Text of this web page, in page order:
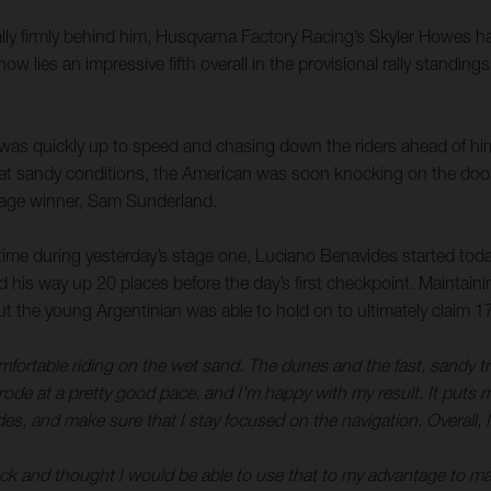
firmly behind him, Husqvarna Factory Racing’s Skyler Howes
lies an impressive fifth overall in the provisional rally
quickly up to speed and chasing down the riders ahead of
sandy conditions, the American was soon knocking on the
winner, Sam Sunderland.
during yesterday’s stage one, Luciano Benavides started
way up 20 places before the day’s first checkpoint.
the young Argentinian was able to hold on to ultimately claim
riding on the wet sand. The dunes and the fast, sandy
at a pretty good pace, and I’m happy with my result. It
and make sure that I stay focused on the navigation. Overall,
and thought I would be able to use that to my advantage to